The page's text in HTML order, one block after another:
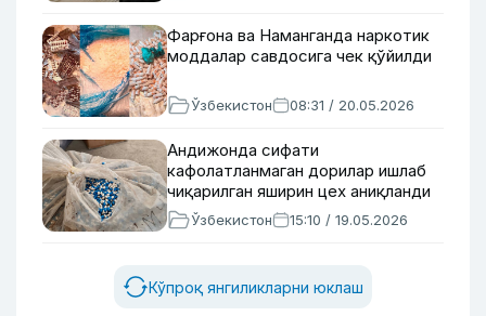
Фарғона ва Наманганда наркотик
моддалар савдосига чек қўйилди
Ўзбекистон 08:31 / 20.05.2026
Андижонда сифати
кафолатланмаган дорилар ишлаб
чиқарилган яширин цех аниқланди
Ўзбекистон 15:10 / 19.05.2026
Кўпроқ янгиликларни юклаш